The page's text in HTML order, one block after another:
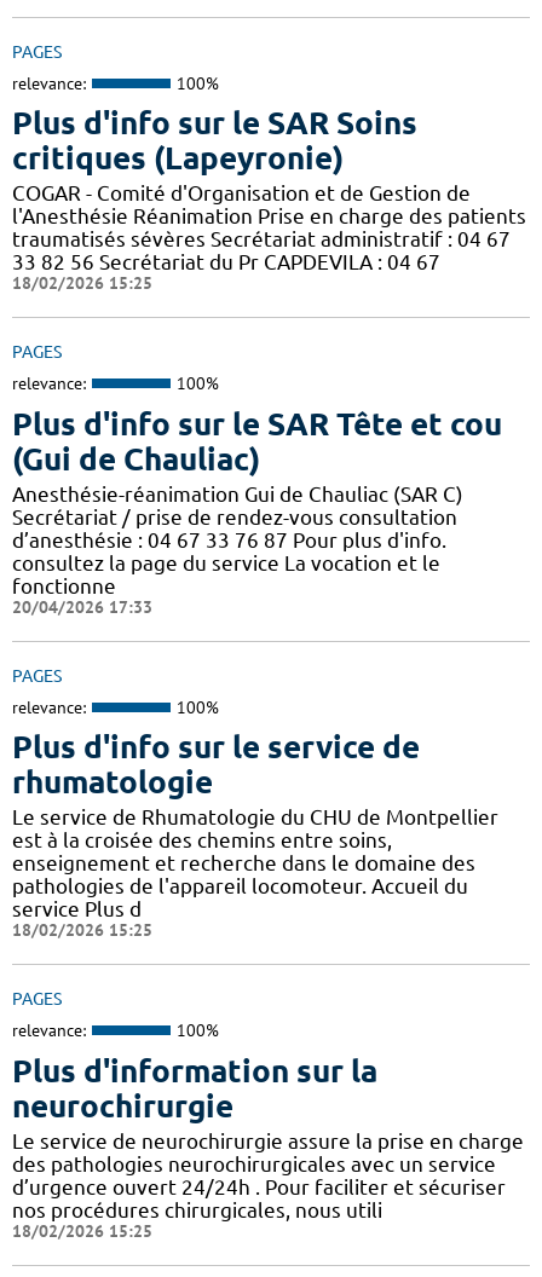
PAGES
relevance: 100%
Plus d'info sur le SAR Soins
critiques (Lapeyronie)
COGAR - Comité d'Organisation et de Gestion de
l'Anesthésie Réanimation Prise en charge des patients
traumatisés sévères Secrétariat administratif : 04 67
33 82 56 Secrétariat du Pr CAPDEVILA : 04 67
18/02/2026 15:25
PAGES
relevance: 100%
Plus d'info sur le SAR Tête et cou
(Gui de Chauliac)
Anesthésie-réanimation Gui de Chauliac (SAR C)
Secrétariat / prise de rendez-vous consultation
d’anesthésie : 04 67 33 76 87 Pour plus d'info.
consultez la page du service La vocation et le
fonctionne
20/04/2026 17:33
PAGES
relevance: 100%
Plus d'info sur le service de
rhumatologie
Le service de Rhumatologie du CHU de Montpellier
est à la croisée des chemins entre soins,
enseignement et recherche dans le domaine des
pathologies de l'appareil locomoteur. Accueil du
service Plus d
18/02/2026 15:25
PAGES
relevance: 100%
Plus d'information sur la
neurochirurgie
Le service de neurochirurgie assure la prise en charge
des pathologies neurochirurgicales avec un service
d’urgence ouvert 24/24h . Pour faciliter et sécuriser
nos procédures chirurgicales, nous utili
18/02/2026 15:25